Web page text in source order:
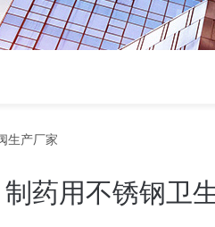
生产厂家
制药用不锈钢卫